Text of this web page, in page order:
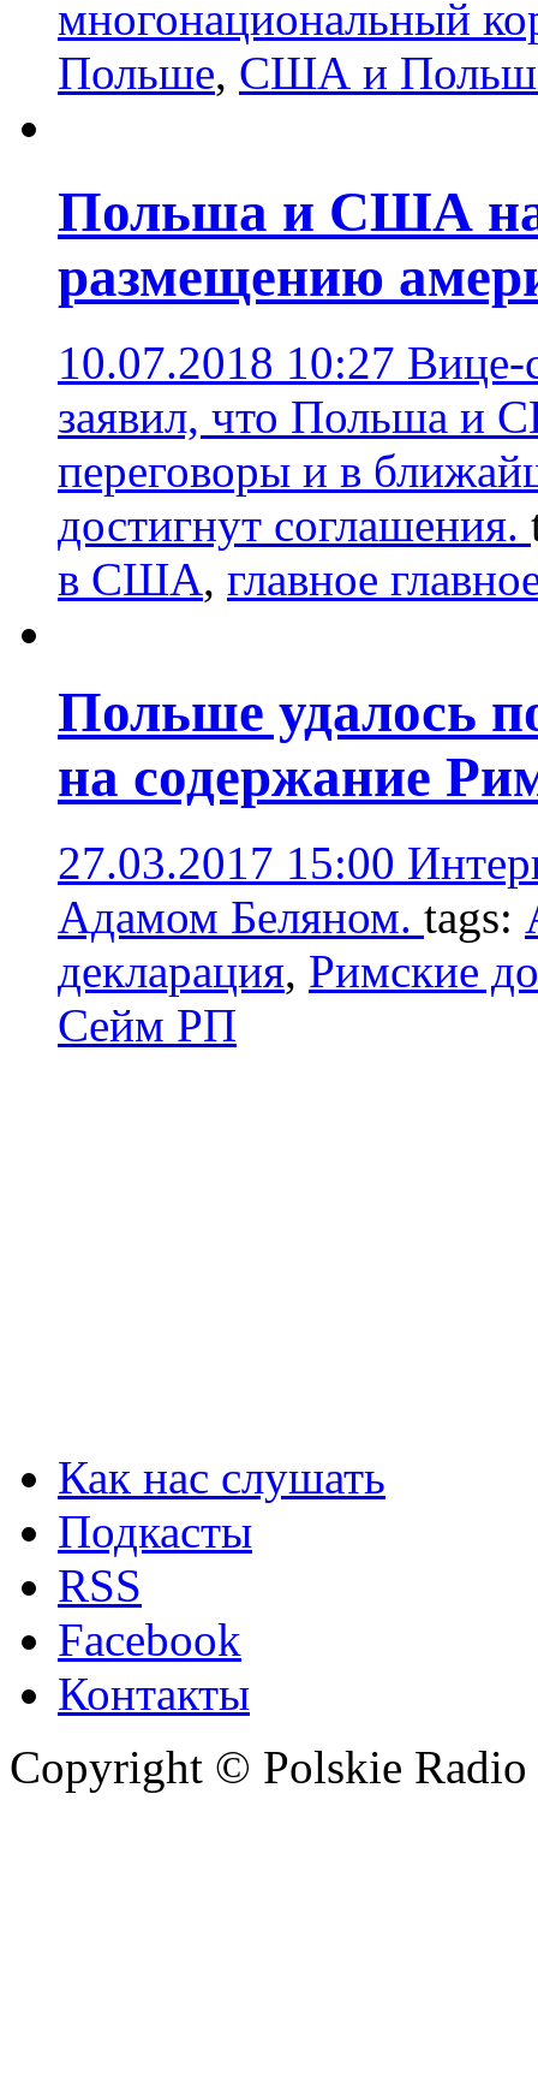
многонациональный
Польше, США и
Польша и США на
размещению
10.07.2018 10:27 Вице-
заявил, что Польша и
переговоры и в
достигнут соглашения.
в США, главное
Польше удалось
на содержание
27.03.2017 15:00
Адамом Беляном. tags:
декларация, Римские
Сейм РП
Как нас слушать
Подкасты
RSS
Facebook
Контакты
Copyright © Polskie